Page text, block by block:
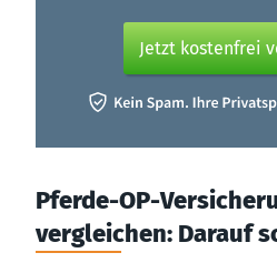
Jetzt kostenfrei
Pferde-OP-
vergleichen: Darauf